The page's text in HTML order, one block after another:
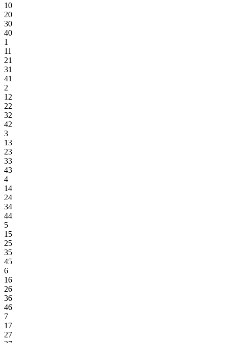
10
20
30
40
1
11
21
31
41
2
12
22
32
42
3
13
23
33
43
4
14
24
34
44
5
15
25
35
45
6
16
26
36
46
7
17
27